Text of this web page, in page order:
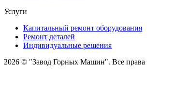
Услуги
Капитальный ремонт оборудования
Ремонт деталей
Индивидуальные решения
2026 © "Завод Горных Машин". Все права